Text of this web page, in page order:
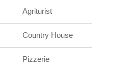
Agriturist
Country House
Pizzerie